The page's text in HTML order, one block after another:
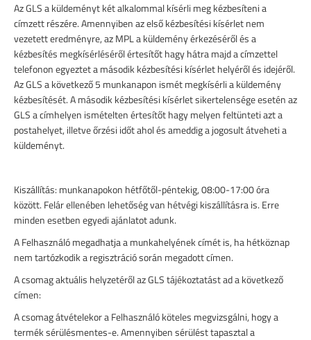
Az GLS a küldeményt két alkalommal kísérli meg kézbesíteni a
címzett részére. Amennyiben az első kézbesítési kísérlet nem
vezetett eredményre, az MPL a küldemény érkezéséről és a
kézbesítés megkísérléséről értesítőt hagy hátra majd a címzettel
telefonon egyeztet a második kézbesítési kísérlet helyéről és idejéről.
Az GLS a következő 5 munkanapon ismét megkísérli a küldemény
kézbesítését. A második kézbesítési kísérlet sikertelensége esetén az
GLS a címhelyen ismételten értesítőt hagy melyen feltünteti azt a
postahelyet, illetve őrzési időt ahol és ameddig a jogosult átveheti a
küldeményt.
Kiszállítás: munkanapokon hétfőtől-péntekig, 08:00-17:00 óra
között. Felár ellenében lehetőség van hétvégi kiszállításra is. Erre
minden esetben egyedi ajánlatot adunk.
A Felhasználó megadhatja a munkahelyének címét is, ha hétköznap
nem tartózkodik a regisztráció során megadott címen.
A csomag aktuális helyzetéről az GLS tájékoztatást ad a következő
címen:
A csomag átvételekor a Felhasználó köteles megvizsgálni, hogy a
termék sérülésmentes-e. Amennyiben sérülést tapasztal a